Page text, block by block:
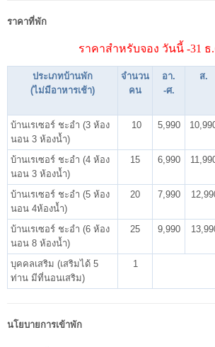
ราคาที่พัก
ราคาสำหรับจอง วันนี้ -31 ธ
ประเภทบ้านพัก
(ไม่มีอาหารเช้า)
จำนวน
คน
อา.
-ศ.
ส.
บ้านเรเซอร์ ชะอำ (3 ห้อง
นอน 3 ห้องน้ำ)
10 5,990
บ้านเรเซอร์ ชะอำ (4 ห้อง
นอน 3 ห้องน้ำ)
15 6,990
บ้านเรเซอร์ ชะอำ (5 ห้อง
นอน 4ห้องน้ำ)
20 7,990
บ้านเรเซอร์ ชะอำ (6 ห้อง
นอน 8 ห้องน้ำ)
25 9,990
บุคคลเสริม (เสริมได้ 5
ท่าน มีที่นอนเสริม)
1
นโยบายการเข้าพัก